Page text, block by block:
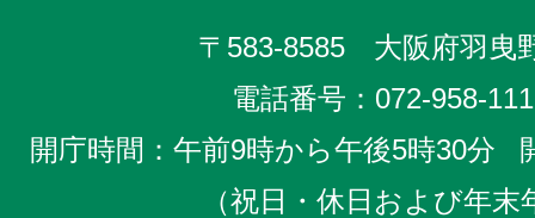
〒583-8585 大阪府羽曳
電話番号： 072-958-
開庁時間：午前9時から午後5時30分
（祝日・休日および年